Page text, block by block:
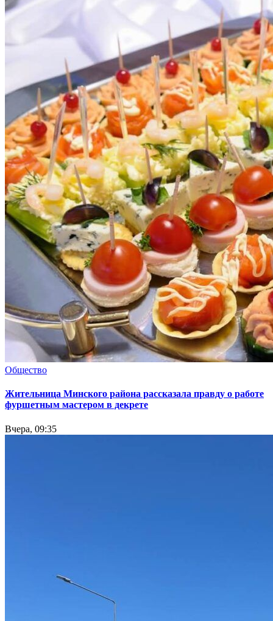
Общество
Жительница Минского района рассказала правду о работе
фуршетным мастером в декрете
Вчера, 09:35